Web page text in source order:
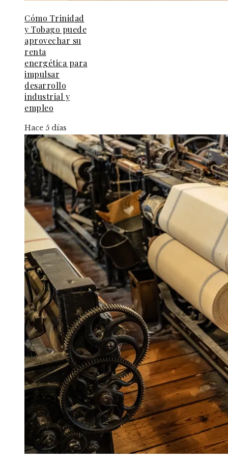
Cómo Trinidad
y Tobago puede
aprovechar su
renta
energética para
impulsar
desarrollo
industrial y
empleo
Hace 5 días